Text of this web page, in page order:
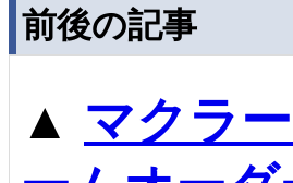
前後の記事
▲ マクラ